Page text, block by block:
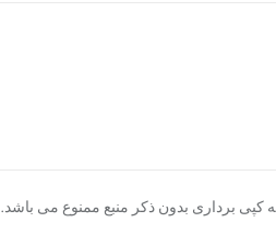
برداری بدون ذکر منبع ممنوع می باشد.